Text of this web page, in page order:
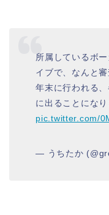
所属しているボ
イブで、なんと
年末に行われる
に出ることになり
pic.twitter.com/
— うちたか